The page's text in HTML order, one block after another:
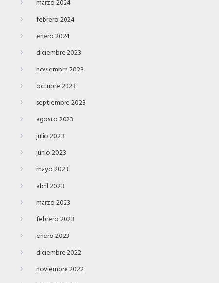
marzo 2024
febrero 2024
enero 2024
diciembre 2023
noviembre 2023
octubre 2023
septiembre 2023
agosto 2023
julio 2023
junio 2023
mayo 2023
abril 2023
marzo 2023
febrero 2023
enero 2023
diciembre 2022
noviembre 2022